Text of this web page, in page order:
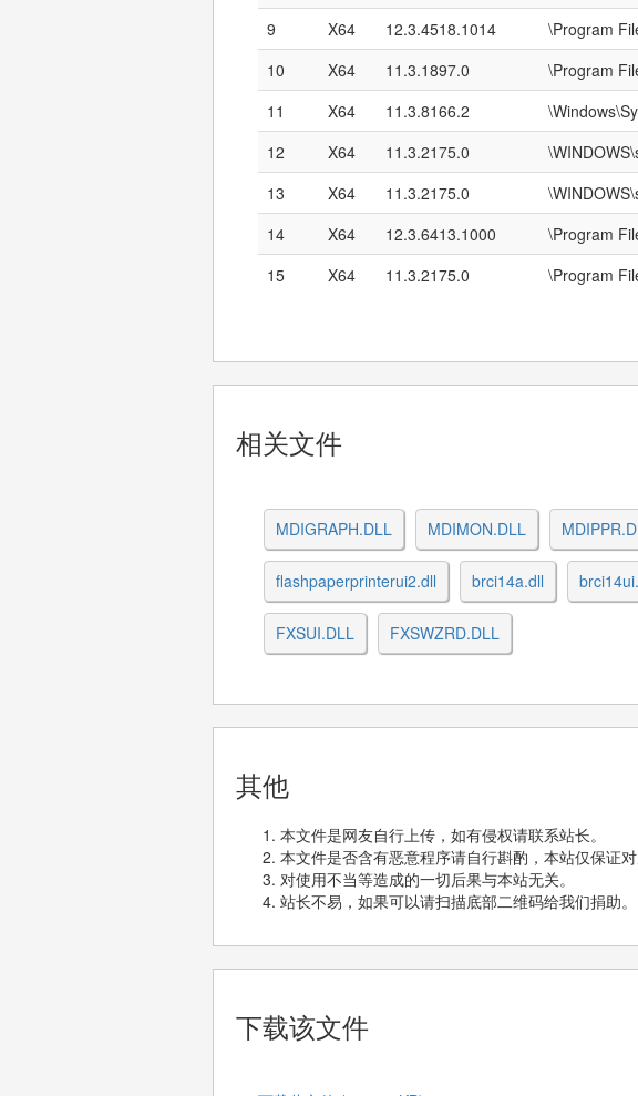
9
X64 12.3.4518.1014
\Program
10
X64 11.3.1897.0
\Program
11
X64 11.3.8166.2
12
X64 11.3.2175.0
13
X64 11.3.2175.0
14
X64 12.3.6413.1000
\Program
15
X64 11.3.2175.0 \Program
相关文件
MDIGRAPH.DLL MDIMON.DLL
flashpaperprinterui2.dll brci14a.dll
FXSUI.DLL FXSWZRD.DLL
其他
本文件是网友自行上传，如有侵权请联系站长。
本文件是否含有恶意程序请自行斟酌，本站仅保证
对使用不当等造成的一切后果与本站无关。
站长不易，如果可以请扫描底部二维码给我们捐助。
下载该文件